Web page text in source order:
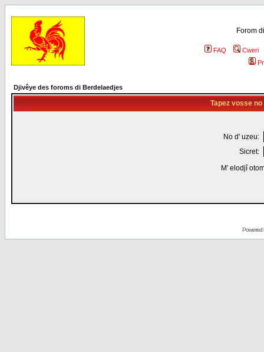
Forom
FAQ
Cweri
Djivêye des foroms di Berdelaedjes
Tapez vosse
No d' uzeu:
Sicret:
M' elodjî
Powered